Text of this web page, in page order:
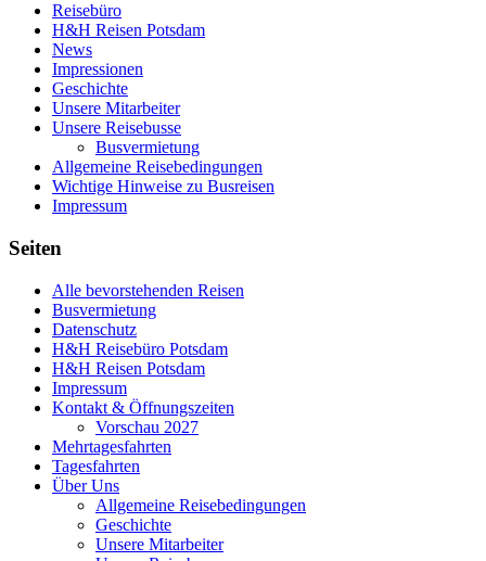
Reisebüro
H&H Reisen Potsdam
News
Impressionen
Geschichte
Unsere Mitarbeiter
Unsere Reisebusse
Busvermietung
Allgemeine Reisebedingungen
Wichtige Hinweise zu Busreisen
Impressum
Seiten
Alle bevorstehenden Reisen
Busvermietung
Datenschutz
H&H Reisebüro Potsdam
H&H Reisen Potsdam
Impressum
Kontakt & Öffnungszeiten
Vorschau 2027
Mehrtagesfahrten
Tagesfahrten
Über Uns
Allgemeine Reisebedingungen
Geschichte
Unsere Mitarbeiter